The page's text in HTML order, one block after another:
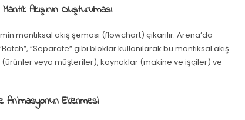
Akışının Oluşturulması
mantıksal akış şeması (flowchart) çıkarılır. Arena’da
“Separate” gibi bloklar kullanılarak bu mantıksal akış
(ürünler veya müşteriler), kaynaklar (makine ve işçiler) ve
Animasyonun Eklenmesi